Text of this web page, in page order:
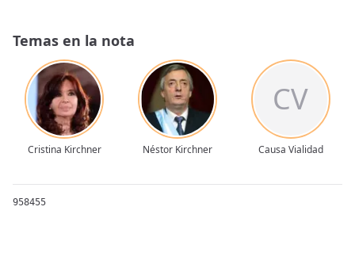
Temas en la nota
Cristina Kirchner Néstor Kirchner
CV
Causa Vialidad
958455